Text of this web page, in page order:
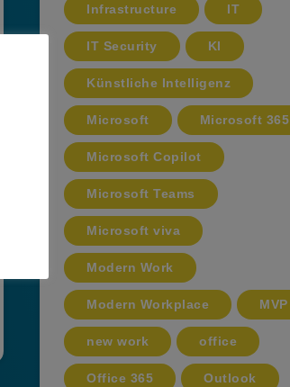
Infrastructure IT
IT Security KI
Künstliche Intelligenz
Microsoft Microsoft 365
Microsoft Copilot
Microsoft Teams
Microsoft viva
Modern Work
Modern Workplace MVP
new work office
Office 365 Outlook